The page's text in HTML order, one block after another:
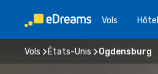
Vols
Vols États-Unis Ogdensburg